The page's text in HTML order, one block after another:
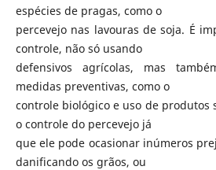
espécies de pragas, como o
percevejo nas lavouras de soja. É
controle, não só usando
defensivos agrícolas, mas
medidas preventivas, como o
controle biológico e uso de produtos
o controle do percevejo já
que ele pode ocasionar inúmeros
danificando os grãos, ou